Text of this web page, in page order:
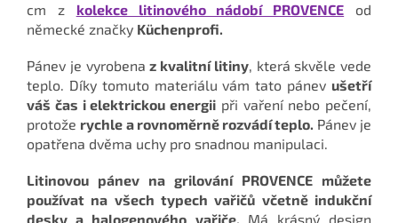
cm z kolekce litinového nádobí PROVENCE od
německé značky Küchenprofi.
Pánev je vyrobenaz kvalitní litiny, která skvěle vede
teplo. Díky tomuto materiálu vám tato pánev ušetří
váš čas i elektrickou energii při vaření nebo pečení,
protože rychle a rovnoměrně rozvádí teplo. Pánev je
opatřena dvěma uchy pro snadnou manipulaci.
Litinovou pánev na grilování PROVENCE můžete
používat na všech typech vařičů včetně indukční
desky a halogenového vařiče. Má krásný design